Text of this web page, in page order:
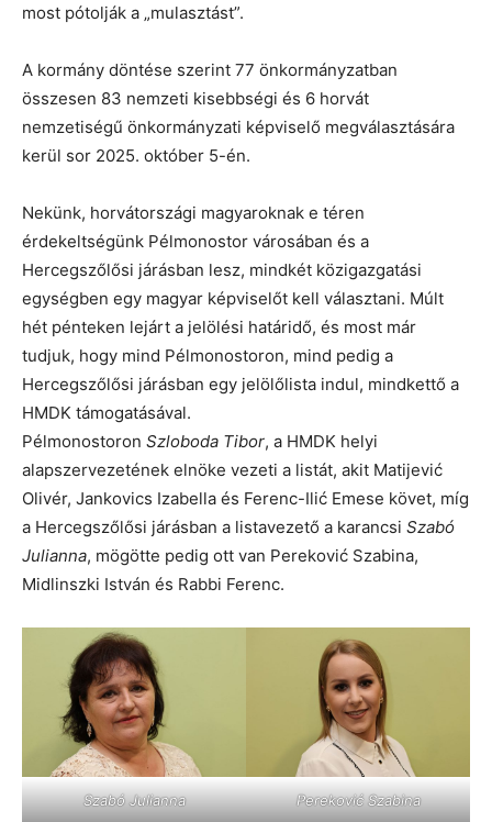
most pótolják a „mulasztást”.
A kormány döntése szerint 77 önkormányzatban
összesen 83 nemzeti kisebbségi és 6 horvát
nemzetiségű önkormányzati képviselő megválasztására
kerül sor 2025. október 5-én.
Nekünk, horvátországi magyaroknak e téren
érdekeltségünk Pélmonostor városában és a
Hercegszőlősi járásban lesz, mindkét közigazgatási
egységben egy magyar képviselőt kell választani. Múlt
hét pénteken lejárt a jelölési határidő, és most már
tudjuk, hogy mind Pélmonostoron, mind pedig a
Hercegszőlősi járásban egy jelölőlista indul, mindkettő a
HMDK támogatásával.
Pélmonostoron Szloboda Tibor, a HMDK helyi
alapszervezetének elnöke vezeti a listát, akit Matijević
Olivér, Jankovics Izabella és Ferenc-Ilić Emese követ, míg
a Hercegszőlősi járásban a listavezető a karancsi Szabó
Julianna, mögötte pedig ott van Pereković Szabina,
Midlinszki István és Rabbi Ferenc.
Szabó Julianna Pereković Szabina